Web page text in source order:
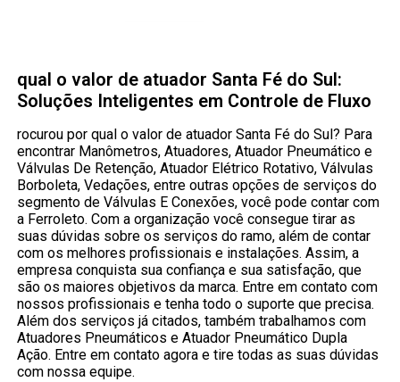
qual o valor de atuador Santa Fé do Sul:
Soluções Inteligentes em Controle de Fluxo
rocurou por qual o valor de atuador Santa Fé do Sul? Para
encontrar Manômetros, Atuadores, Atuador Pneumático e
Válvulas De Retenção, Atuador Elétrico Rotativo, Válvulas
Borboleta, Vedações, entre outras opções de serviços do
segmento de Válvulas E Conexões, você pode contar com
a Ferroleto. Com a organização você consegue tirar as
suas dúvidas sobre os serviços do ramo, além de contar
com os melhores profissionais e instalações. Assim, a
empresa conquista sua confiança e sua satisfação, que
são os maiores objetivos da marca. Entre em contato com
nossos profissionais e tenha todo o suporte que precisa.
Além dos serviços já citados, também trabalhamos com
Atuadores Pneumáticos e Atuador Pneumático Dupla
Ação. Entre em contato agora e tire todas as suas dúvidas
com nossa equipe.